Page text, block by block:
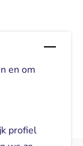
en om
profiel